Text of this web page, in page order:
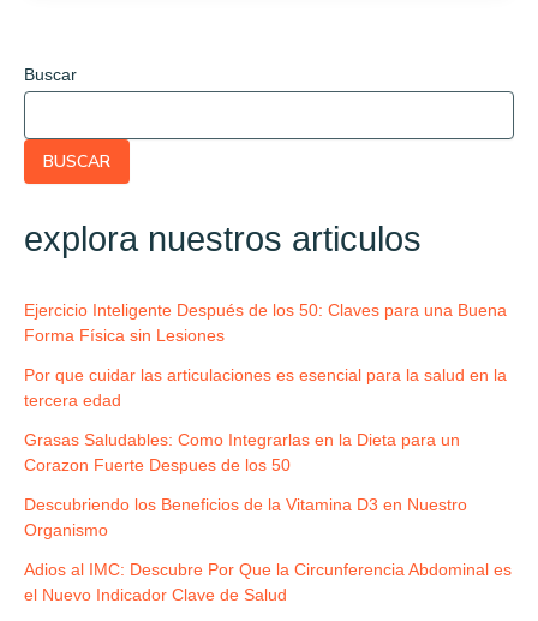
Buscar
BUSCAR
explora nuestros articulos
Ejercicio Inteligente Después de los 50: Claves para una Buena
Forma Física sin Lesiones
Por que cuidar las articulaciones es esencial para la salud en la
tercera edad
Grasas Saludables: Como Integrarlas en la Dieta para un
Corazon Fuerte Despues de los 50
Descubriendo los Beneficios de la Vitamina D3 en Nuestro
Organismo
Adios al IMC: Descubre Por Que la Circunferencia Abdominal es
el Nuevo Indicador Clave de Salud